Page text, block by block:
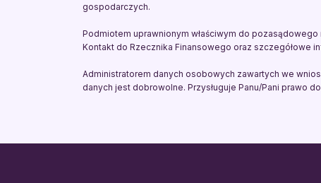
gospodarczych.
Podmiotem uprawnionym właściwym do
Kontakt do Rzecznika Finansowego oraz szczegółowe
Administratorem danych osobowych zawartych we
danych jest dobrowolne. Przysługuje Panu/Pani prawo